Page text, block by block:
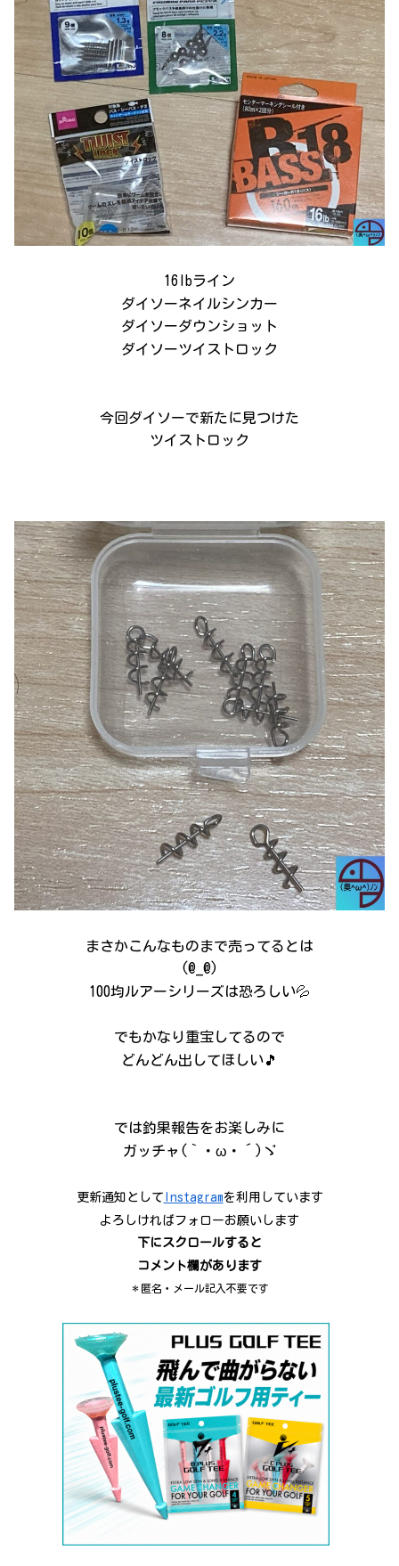
16lbライン
ダイソーネイルシンカー
ダイソーダウンショット
ダイソーツイストロック
今回ダイソーで新たに見つけた
ツイストロック
まさかこんなものまで売ってるとは
(@_@)
100均ルアーシリーズは恐ろしい💦
でもかなり重宝してるので
どんどん出してほしい🎵
では釣果報告をお楽しみに
ガッチャ(｀・ω・´)ゞ
更新通知として Instagramを利用しています
よろしければフォローお願いします
下にスクロールすると
コメント欄があります
＊匿名・メール記入不要です